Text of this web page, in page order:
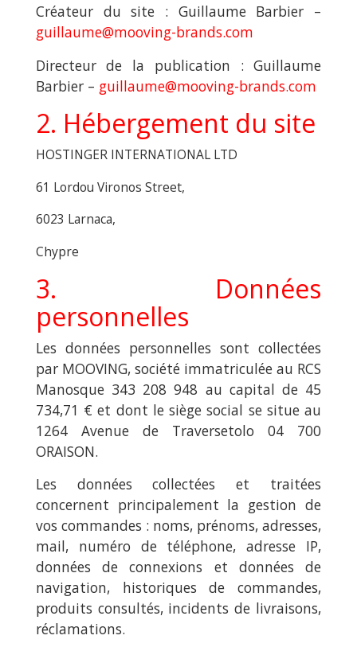
Créateur du site : Guillaume Barbier –
guillaume@mooving-brands.com
Directeur de la publication : Guillaume
Barbier – guillaume@mooving-brands.com
2. Hébergement du site
HOSTINGER INTERNATIONAL LTD
61 Lordou Vironos Street,
6023 Larnaca,
Chypre
3. Données
personnelles
Les données personnelles sont collectées
par MOOVING, société immatriculée au RCS
Manosque 343 208 948 au capital de 45
734,71 € et dont le siège social se situe au
1264 Avenue de Traversetolo 04 700
ORAISON.
Les données collectées et traitées
concernent principalement la gestion de
vos commandes : noms, prénoms, adresses,
mail, numéro de téléphone, adresse IP,
données de connexions et données de
navigation, historiques de commandes,
produits consultés, incidents de livraisons,
réclamations.